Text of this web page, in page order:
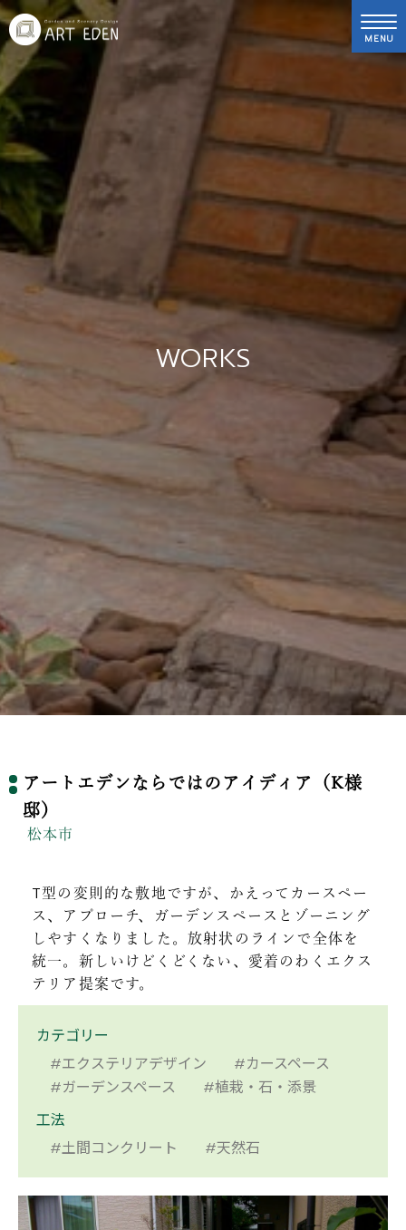
MENU
WORKS
アートエデンならではのアイディア（K様
邸）
松本市
T型の変則的な敷地ですが、かえってカースペー
ス、アプローチ、ガーデンスペースとゾーニング
しやすくなりました。放射状のラインで全体を
統一。新しいけどくどくない、愛着のわくエクス
テリア提案です。
カテゴリー
#エクステリアデザイン
#カースペース
#ガーデンスペース
#植栽・石・添景
工法
#土間コンクリート
#天然石